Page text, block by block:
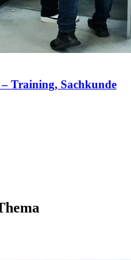
Training, Sachkunde